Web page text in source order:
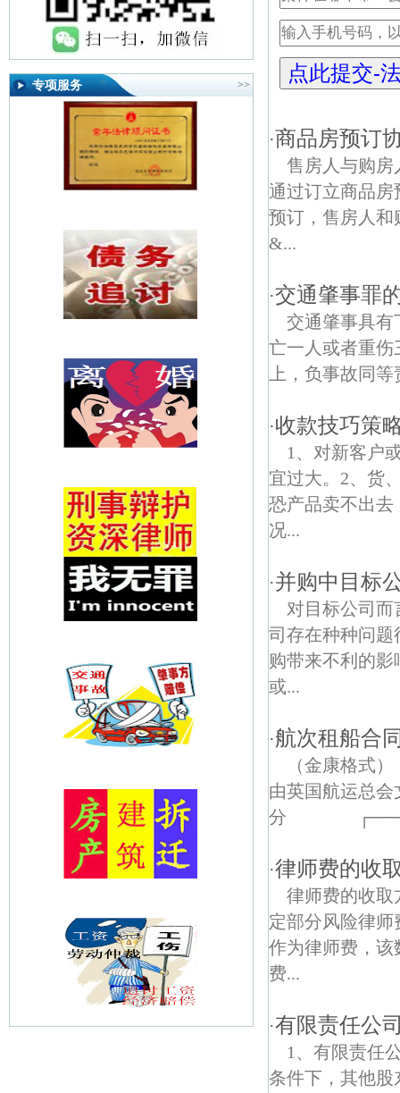
专项服务 >>
·商品房预订
售房人与购房
通过订立商品房
预订，售房人和
&...
·交通肇事罪
交通肇事具有
亡一人或者重伤
上，负事故同
·收款技巧策
1、对新客户
宜过大。2、货
恐产品卖不出去
况...
·并购中目标
对目标公司
司存在种种问题
购带来不利的
或...
·航次租船合
（金康格
由英国航运总
分
·律师费的收
律师费的收取
定部分风险律
作为律师费，该
费...
·有限责任公
1、有限责任
条件下，其他